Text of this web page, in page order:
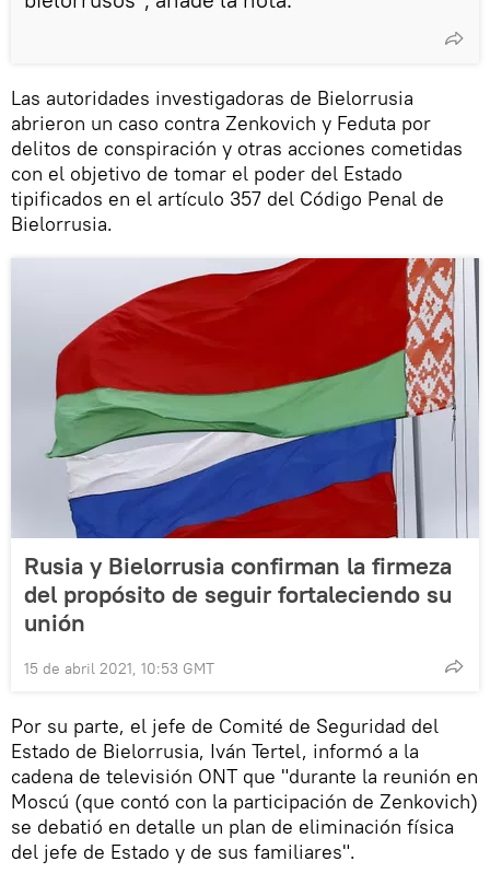
Las autoridades investigadoras de Bielorrusia
abrieron un caso contra Zenkovich y Feduta por
delitos de conspiración y otras acciones cometidas
con el objetivo de tomar el poder del Estado
tipificados en el artículo 357 del Código Penal de
Bielorrusia.
Rusia y Bielorrusia confirman la firmeza
del propósito de seguir fortaleciendo su
unión
15 de abril 2021, 10:53 GMT
Por su parte, el jefe de Comité de Seguridad del
Estado de Bielorrusia, Iván Tertel, informó a la
cadena de televisión ONT que "durante la reunión en
Moscú (que contó con la participación de Zenkovich)
se debatió en detalle un plan de eliminación física
del jefe de Estado y de sus familiares".